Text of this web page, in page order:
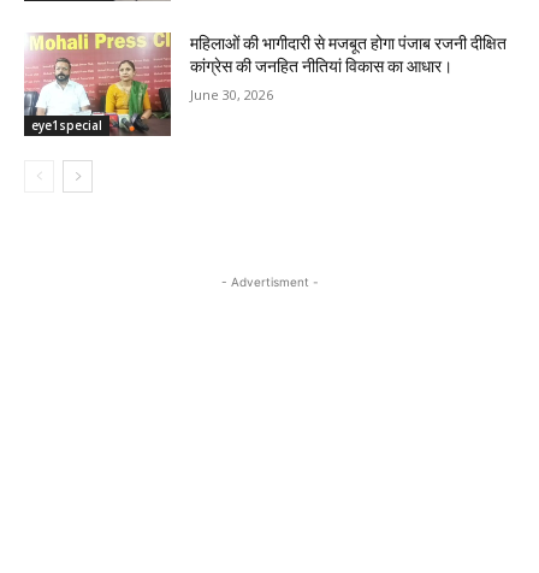
eye1special
महिलाओं की भागीदारी से मजबूत होगा पंजाब रजनी दीक्षित
कांग्रेस की जनहित नीतियां विकास का आधार।
June 30, 2026
- Advertisment -